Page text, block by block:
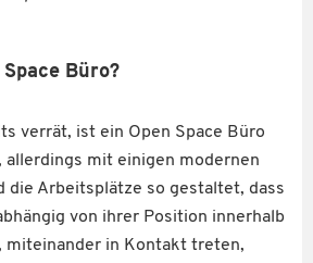
Büro?
verrät, ist ein Open Space Büro
allerdings mit einigen modernen
die Arbeitsplätze so gestaltet, dass
von ihrer Position innerhalb
miteinander in Kontakt treten,